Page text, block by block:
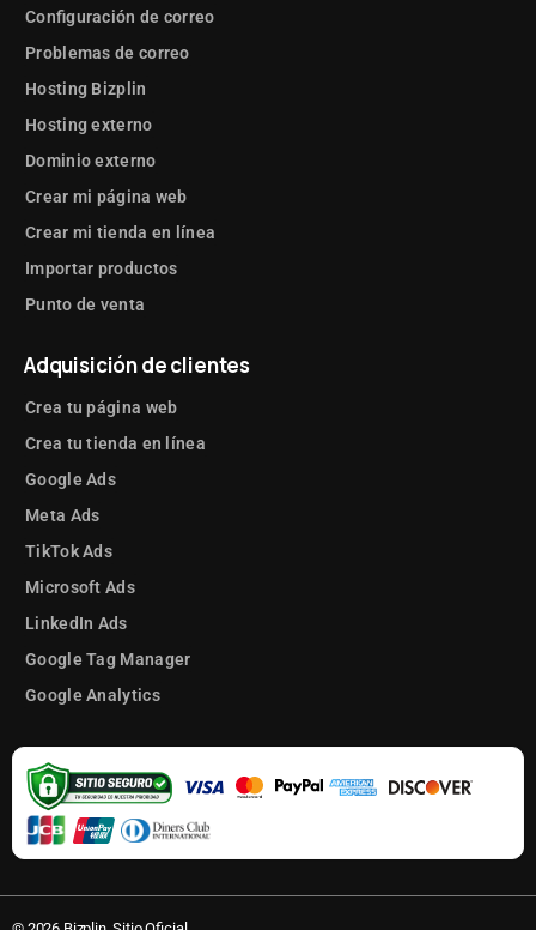
Configuración de correo
Problemas de correo
Hosting Bizplin
Hosting externo
Dominio externo
Crear mi página web
Crear mi tienda en línea
Importar productos
Punto de venta
Adquisición de clientes
Crea tu página web
Crea tu tienda en línea
Google Ads
Meta Ads
TikTok Ads
Microsoft Ads
LinkedIn Ads
Google Tag Manager
Google Analytics